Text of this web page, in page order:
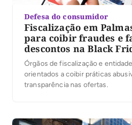
Defesa do consumidor
Fiscalização em
para coibir fraudes e
descontos na Black
Órgãos de fiscalização e
orientados a coibir práticas
transparência nas ofertas.